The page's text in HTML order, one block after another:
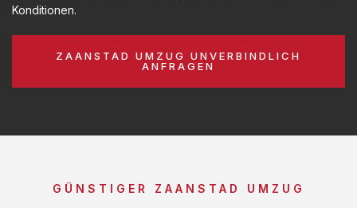
Konditionen.
ZAANSTAD UMZUG UNVERBINDLICH
ANFRAGEN
GÜNSTIGER ZAANSTAD UMZUG